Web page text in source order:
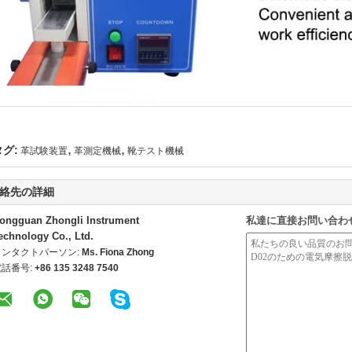
グ: 革試験装置, 革測定機械, 靴テスト機械
先の詳細
Zhongli Instrument
Co., Ltd.
ンタクトパーソン: Ms. Fiona Zhong
話番号: +86 135 3248 7540
私達に直接お問い合わ